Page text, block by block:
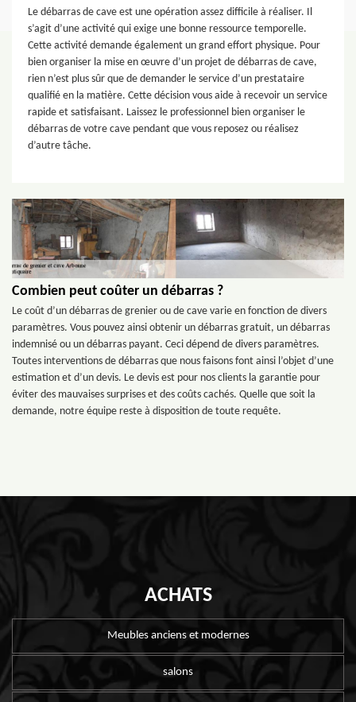
Le débarras de cave est une opération assez difficile à réaliser. Il
s’agit d’une activité qui exige une bonne ressource temporelle.
Cette activité demande également un grand effort physique. Pour
bien organiser la mise en œuvre d’un projet de débarras de cave,
rien n’est plus sûr que de demander le service d’un prestataire
qualifié en la matière. Cette décision vous aide à recevoir un service
rapide et satisfaisant. Laissez le professionnel bien organiser le
débarras de votre cave pendant que vous reposez ou réalisez
d’autre tâche.
Combien peut coûter un débarras ?
Le coût d’un débarras de grenier ou de cave varie en fonction de divers
paramètres. Vous pouvez ainsi obtenir un débarras gratuit, un débarras
indemnisé ou un débarras payant. Ceci dépend de divers paramètres.
Toutes interventions de débarras que nous faisons font ainsi l’objet d’une
estimation et d’un devis. Le devis est pour nos clients la garantie pour
éviter des mauvaises surprises et des coûts cachés. Quelle que soit la
demande, notre équipe reste à disposition de toute requête.
ACHATS
Meubles anciens et modernes
salons